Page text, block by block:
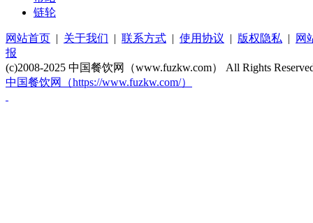
链轮
网站首页 | 关于我们 | 联系方式 | 使用协议 | 版权隐私 |
网
报
(c)2008-2025 中国餐饮网（www.fuzkw.com） All Rights
中国餐饮网（https://www.fuzkw.com/）